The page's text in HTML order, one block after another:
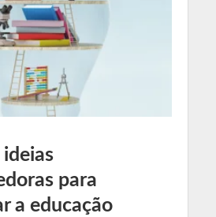
ideias
para
a educação